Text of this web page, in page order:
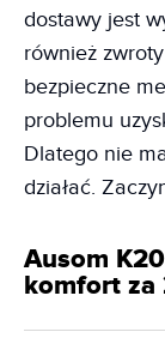
dostawy jest
również
bezpieczne
problemu
Dlatego nie
działać.
Ausom
komfort za